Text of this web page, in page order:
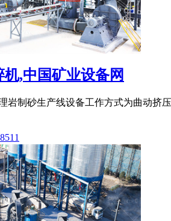
,中国矿业设备网
岩制砂生产线设备工作方式为曲动挤